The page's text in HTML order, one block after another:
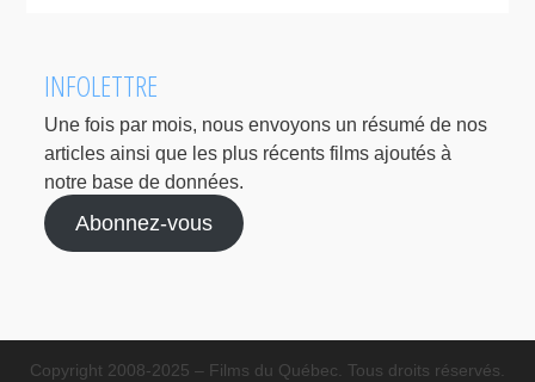
INFOLETTRE
Une fois par mois, nous envoyons un résumé de nos
articles ainsi que les plus récents films ajoutés à
notre base de données.
Abonnez-vous
Copyright 2008-2025 – Films du Québec. Tous droits réservés.